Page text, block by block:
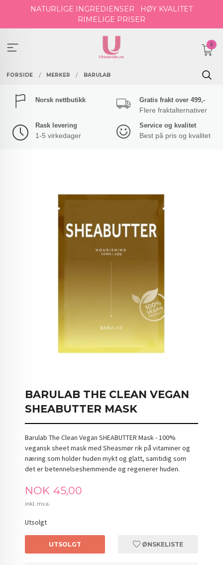
NATURLIGE INGREDIENSER
HØY KVALITET
RIMELIGE PRISER
0
FORSIDE MERKER BARULAB
Norsk nettbutikk Gratis frakt over 499,-
Flere fraktalternativer
Rask levering
1-5 virkedager
Service og kvalitet
Best på pris og kvalitet
BARULAB THE CLEAN VEGAN
SHEABUTTER MASK
Barulab The Clean Vegan SHEABUTTER Mask - 100%
vegansk sheet mask med Sheasmør rik på vitaminer og
næring som holder huden mykt og glatt, samtidig som
det er betennelseshemmende og regenerer huden.
Pris
NOK 45,00
inkl. mva.
Utsolgt
UTSOLGT ØNSKELISTE